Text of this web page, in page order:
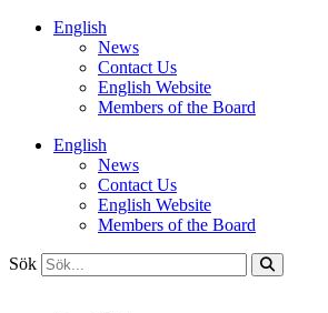
HoppaEnglish
News
Contact Us
English Website
Members of the Board
English
News
Contact Us
English Website
Members of the Board
Sök